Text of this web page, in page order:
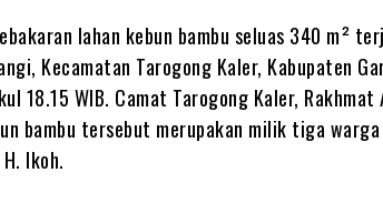
lahan kebun bambu seluas 340 m²
Kecamatan Tarogong Kaler, Kabupaten
18.15 WIB. Camat Tarogong Kaler, Rakhmat
bambu tersebut merupakan milik tiga
Ikoh.